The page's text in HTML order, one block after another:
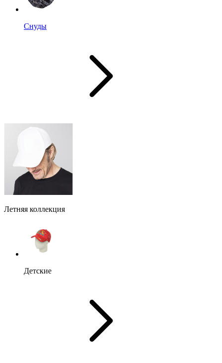
Снуды
Летняя коллекция
Детские